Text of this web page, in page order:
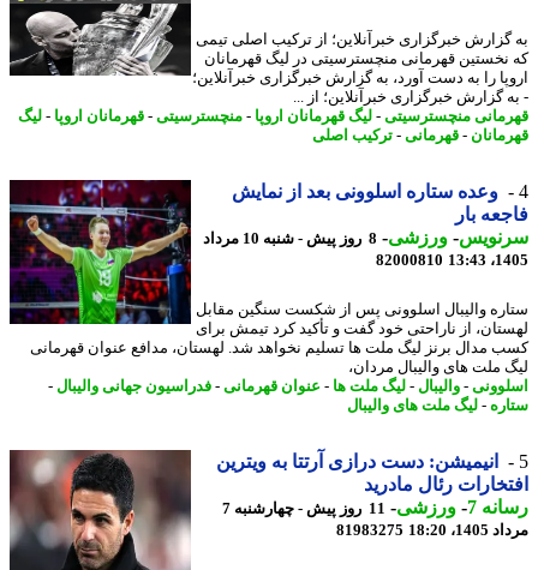
خبرگزاری خبرآنلاین؛ از ترکیب اصلی تیمی
قهرمانی منچسترسیتی در لیگ قهرمانان
را به دست آورد، به گزارش خبرگزاری خبرآنلاین؛
گزارش خبرگزاری خبرآنلاین؛ از ...
منچسترسیتی-لیگ قهرمانان اروپا - منچسترسیتی-قهرمانان اروپا - لیگ
-قهرمانی-ترکیب اصلی
وعده ستاره اسلوونی بعد از نمایش
بار
-ورزشی-
8 روز پیش - شنبه 10 مرداد
82000810
والیبال اسلوونی پس از شکست سنگین مقابل
از ناراحتی خود گفت و تأکید کرد تیمش برای
مدال برنز لیگ ملت ها تسلیم نخواهد شد. لهستان، مدافع عنوان قهرمانی
ملت های والیبال مردان،
-والیبال-لیگ ملت ها- عنوان قهرمانی-فدراسیون جهانی والیبال-
-لیگ ملت های والیبال
انیمیشن: دست درازی آرتتا به ویترین
رئال مادرید
7
-ورزشی-
11 روز پیش - چهارشنبه 7
18:20
81983275